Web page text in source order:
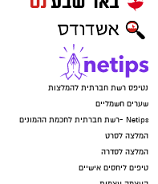
נטיפס רשת חברתית להמלצות
שערים חשמליים
Netips -רשת חברתית לחכמת ההמונים
המלצה לסרט
המלצה לסדרה
טיפים ליחסים אישיים